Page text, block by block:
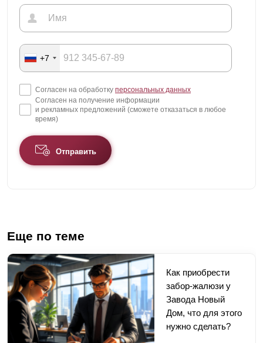
+7
Согласен на обработку персональных данных
Согласен на получение информации
и рекламных предложений (сможете отказаться в любое
время)
Отправить
Еще по теме
Как приобрести
забор-жалюзи у
Завода Новый
Дом, что для этого
нужно сделать?